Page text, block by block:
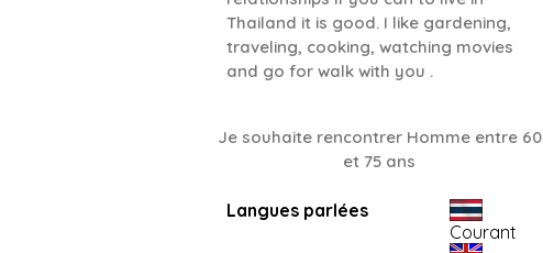
Thailand it is good. I like gardening,
traveling, cooking, watching movies
and go for walk with you .
Je souhaite rencontrer Homme entre 60
et 75 ans
Langues parlées
Courant